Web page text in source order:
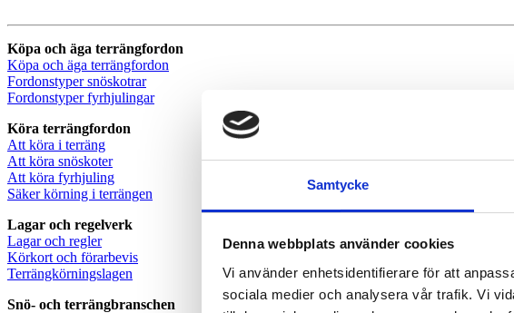
Samtycke
Denna webbplats använder cookies
Vi använder enhetsidentifierare för att
sociala medier och analysera vår trafik. Vi
Köpa och äga terrängfordon
Köpa och äga terrängfordon
Fordonstyper snöskotrar
Fordonstyper fyrhjulingar
Köra terrängfordon
Att köra i terräng
Att köra snöskoter
Att köra fyrhjuling
Säker körning i terrängen
Lagar och regelverk
Lagar och regler
Körkort och förarbevis
Terrängkörningslagen
Snö- och terrängbranschen